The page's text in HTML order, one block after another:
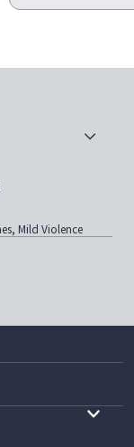
Mild Violence